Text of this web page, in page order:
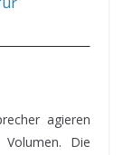
agieren
Die